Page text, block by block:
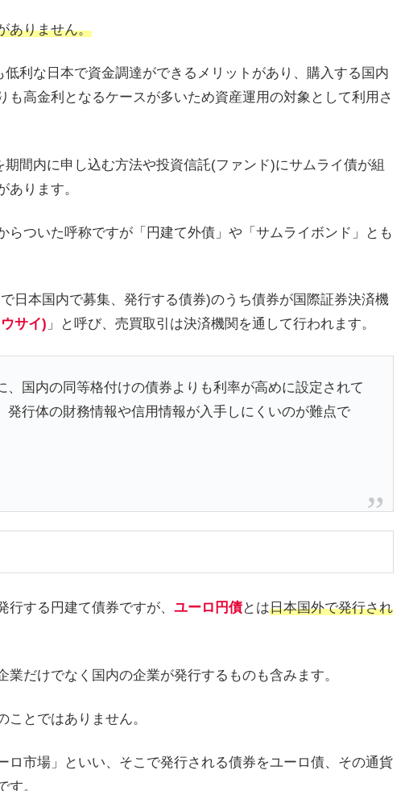
ありません。
利な日本で資金調達ができるメリットがあり、購入する国内
高金利となるケースが多いため資産運用の対象として利用さ
間内に申し込む方法や投資信託(ファンド)にサムライ債が組
ります。
らついた呼称ですが「円建て外債」や「サムライボンド」とも
日本国内で募集、発行する債券)のうち債券が国際証券決済機
サイ) 」と呼び、売買取引は決済機関を通して行われます。
、国内の同等格付けの債券よりも利率が高めに設定されて
発行体の財務情報や信用情報が入手しにくいのが難点で
する円建て債券ですが、 ユーロ円債とは日本国外で発行され
だけでなく国内の企業が発行するものも含みます。
とではありません。
ロ市場」といい、そこで発行される債券をユーロ債、その通貨
。